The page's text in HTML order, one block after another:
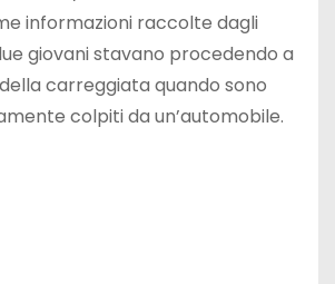
informazioni raccolte dagli
giovani stavano procedendo a
carreggiata quando sono
colpiti da un’automobile.